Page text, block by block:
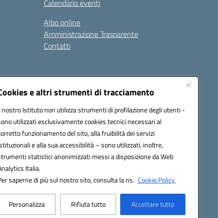
e altri strumenti di tracciamento
nostro Istituto non utilizza strumenti di profilazione degli utenti -
utilizzati esclusivamente cookies tecnici necessari al
funzionamento del sito, alla fruibilità dei servizi
e alla sua accessibilità – sono utilizzati, inoltre,
statistici anonimizzati messi a disposizione da Web
Italia.
saperne di più sul nostro sito, consulta la ns. Cookie Policy.
Personalizza Rifiuta tutto Accettare tutto
Calendario eventi
Albo online
Amministrazione Trasparente
Contatti
Seguici su: